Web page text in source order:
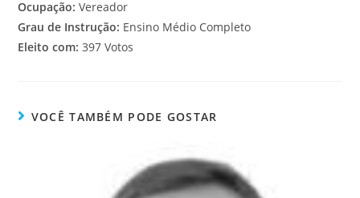
Ocupação: Vereador
Grau de Instrução: Ensino Médio Completo
Eleito com: 397 Votos
VOCÊ TAMBÉM PODE GOSTAR